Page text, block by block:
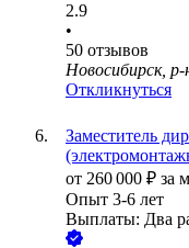
2.9
•
50 отзывов
Новосибирск,
Откликнуться
Заместитель
от 260 000 ₽ за
Опыт 3-6 лет
Выплаты: Два